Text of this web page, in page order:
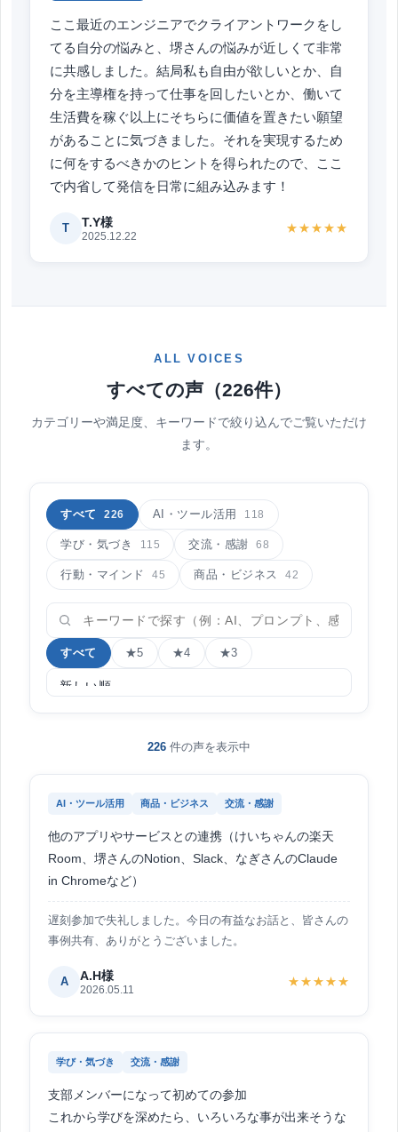
ここ最近のエンジニアでクライアントワークをし
てる自分の悩みと、堺さんの悩みが近しくて非常
に共感しました。結局私も自由が欲しいとか、自
分を主導権を持って仕事を回したいとか、働いて
生活費を稼ぐ以上にそちらに価値を置きたい願望
があることに気づきました。それを実現するため
に何をするべきかのヒントを得られたので、ここ
で内省して発信を日常に組み込みます！
T T.Y様
2025.12.22
★★★★★
ALL VOICES
すべての声（226件）
カテゴリーや満足度、キーワードで絞り込んでご覧いただけ
ます。
すべて 226 AI・ツール活用 118
学び・気づき 115 交流・感謝 68
行動・マインド 45 商品・ビジネス 42
すべて ★5 ★4 ★3
226 件の声を表示中
AI・ツール活用 商品・ビジネス 交流・感謝
他のアプリやサービスとの連携（けいちゃんの楽天
Room、堺さんのNotion、Slack、なぎさんのClaude
in Chromeなど）
遅刻参加で失礼しました。今日の有益なお話と、皆さんの
事例共有、ありがとうございました。
A A.H様
2026.05.11
★★★★★
学び・気づき 交流・感謝
支部メンバーになって初めての参加
これから学びを深めたら、いろいろな事が出来そうな